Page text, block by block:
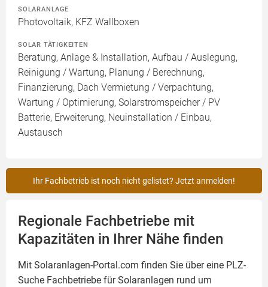
SOLARANLAGE
Photovoltaik, KFZ Wallboxen
SOLAR TÄTIGKEITEN
Beratung, Anlage & Installation, Aufbau / Auslegung,
Reinigung / Wartung, Planung / Berechnung,
Finanzierung, Dach Vermietung / Verpachtung,
Wartung / Optimierung, Solarstromspeicher / PV
Batterie, Erweiterung, Neuinstallation / Einbau,
Austausch
Ihr Fachbetrieb ist noch nicht gelistet? Jetzt anmelden!
Regionale Fachbetriebe mit
Kapazitäten in Ihrer Nähe finden
Mit Solaranlagen-Portal.com finden Sie über eine PLZ-
Suche Fachbetriebe fürSolaranlagen rund um